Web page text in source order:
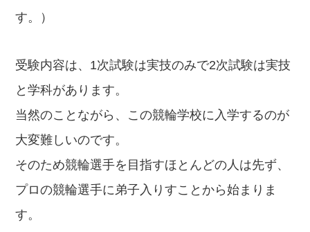
す。）
受験内容は、1次試験は実技のみで2次試験は実技
と学科があります。
当然のことながら、この競輪学校に入学するのが
大変難しいのです。
そのため競輪選手を目指すほとんどの人は先ず、
プロの競輪選手に弟子入りすことから始まりま
す。